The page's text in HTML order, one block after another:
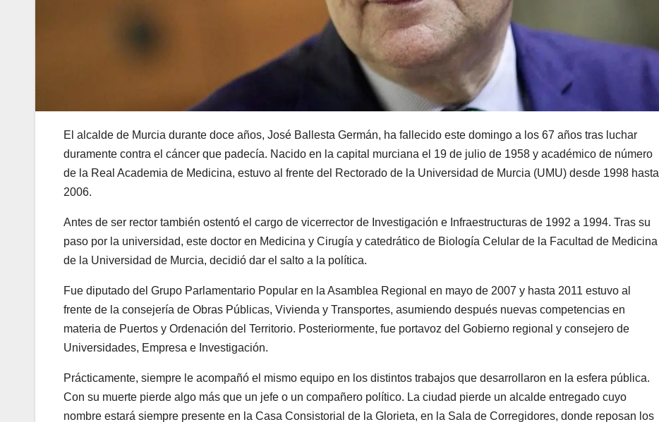
El alcalde de Murcia durante doce años, José Ballesta Germán, ha fallecido este domingo a los 67 años tras luchar
duramente contra el cáncer que padecía. Nacido en la capital murciana el 19 de julio de 1958 y académico de número
de la Real Academia de Medicina, estuvo al frente del Rectorado de la Universidad de Murcia (UMU) desde 1998 hasta
2006.
Antes de ser rector también ostentó el cargo de vicerrector de Investigación e Infraestructuras de 1992 a 1994. Tras su
paso por la universidad, este doctor en Medicina y Cirugía y catedrático de Biología Celular de la Facultad de Medicina
de la Universidad de Murcia, decidió dar el salto a la política.
Fue diputado del Grupo Parlamentario Popular en la Asamblea Regional en mayo de 2007 y hasta 2011 estuvo al
frente de la consejería de Obras Públicas, Vivienda y Transportes, asumiendo después nuevas competencias en
materia de Puertos y Ordenación del Territorio. Posteriormente, fue portavoz del Gobierno regional y consejero de
Universidades, Empresa e Investigación.
Prácticamente, siempre le acompañó el mismo equipo en los distintos trabajos que desarrollaron en la esfera pública.
Con su muerte pierde algo más que un jefe o un compañero político. La ciudad pierde un alcalde entregado cuyo
nombre estará siempre presente en la Casa Consistorial de la Glorieta, en la Sala de Corregidores, donde reposan los